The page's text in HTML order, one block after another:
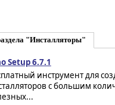
"Инсталляторы"
Setup 6.7.1
инструмент для
с большим